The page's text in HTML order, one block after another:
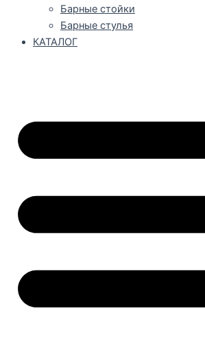
Барные стойки
Барные стулья
КАТАЛОГ